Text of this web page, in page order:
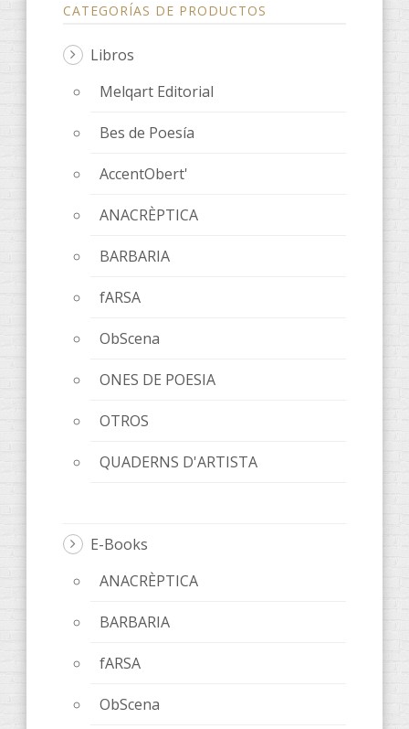
CATEGORÍAS DE PRODUCTOS
Libros
Melqart Editorial
Bes de Poesía
AccentObert'
ANACRÈPTICA
BARBARIA
fARSA
ObScena
ONES DE POESIA
OTROS
QUADERNS D'ARTISTA
E-Books
ANACRÈPTICA
BARBARIA
fARSA
ObScena